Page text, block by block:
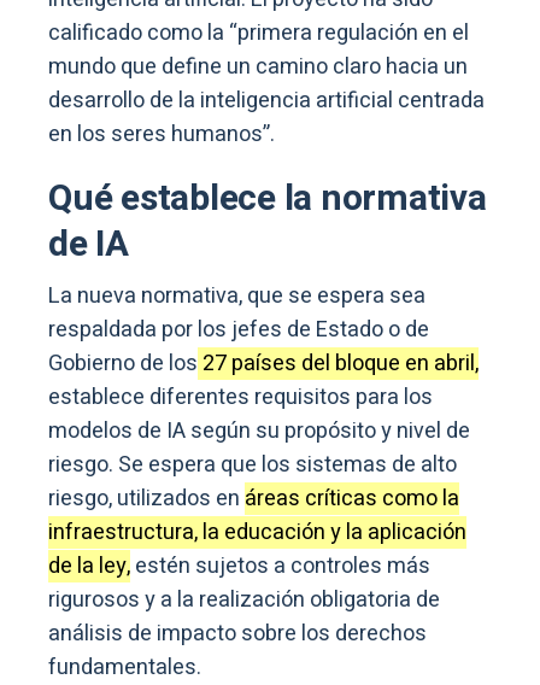
calificado como la “primera regulación en el
mundo que define un camino claro hacia un
desarrollo de la inteligencia artificial centrada
en los seres humanos”.
Qué establece la normativa
de IA
La nueva normativa, que se espera sea
respaldada por los jefes de Estado o de
Gobierno de los 27 países del bloque en abril,
establece diferentes requisitos para los
modelos de IA según su propósito y nivel de
riesgo. Se espera que los sistemas de alto
riesgo, utilizados en áreas críticas como la
infraestructura, la educación y la aplicación
de la ley,estén sujetos a controles más
rigurosos y a la realización obligatoria de
análisis de impacto sobre los derechos
fundamentales.